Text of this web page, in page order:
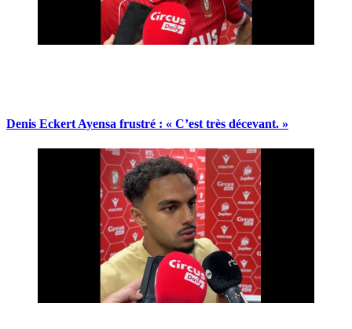
Denis Eckert Ayensa frustré : « C’est très décevant. »